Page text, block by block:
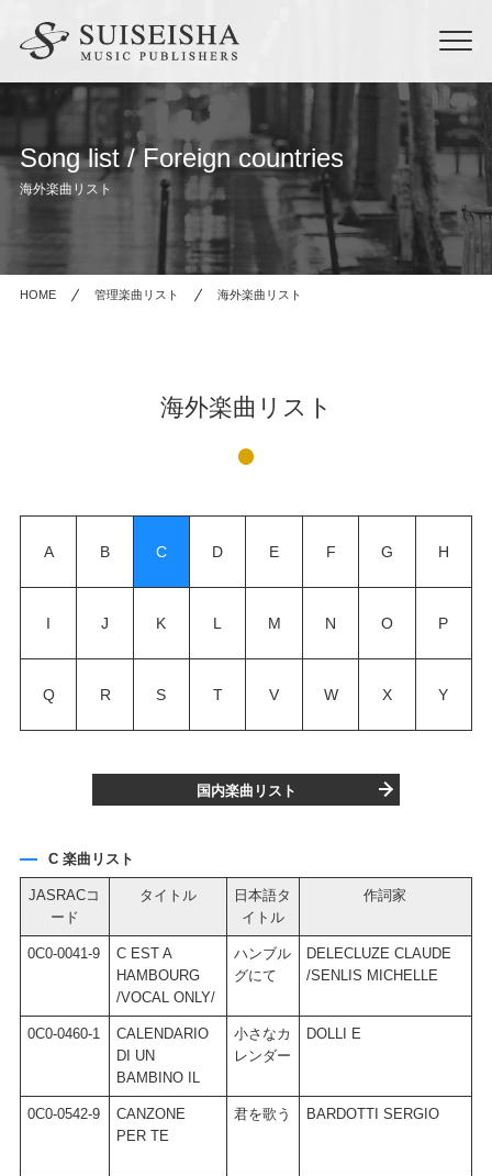
Song list / Foreign countries
海外楽曲リスト
HOME 管理楽曲リスト 海外楽曲リスト
海外楽曲リスト
A B C D E F G H
I J K L M N O P
Q R S T V W X Y
国内楽曲リスト
C 楽曲リスト
JASRACコ
ード
タイトル
日本語タ
イトル
作詞家
0C0-0041-9
C EST A
HAMBOURG
/VOCAL ONLY/
ハンブル
グにて
DELECLUZE CLAUDE
/SENLIS MICHELLE
0C0-0460-1
CALENDARIO
DI UN
BAMBINO IL
小さなカ
レンダー
DOLLI E
0C0-0542-9
CANZONE
PER TE
君を歌う BARDOTTI SERGIO